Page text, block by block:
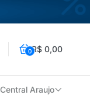
0R$ 0,00
Central Araujo